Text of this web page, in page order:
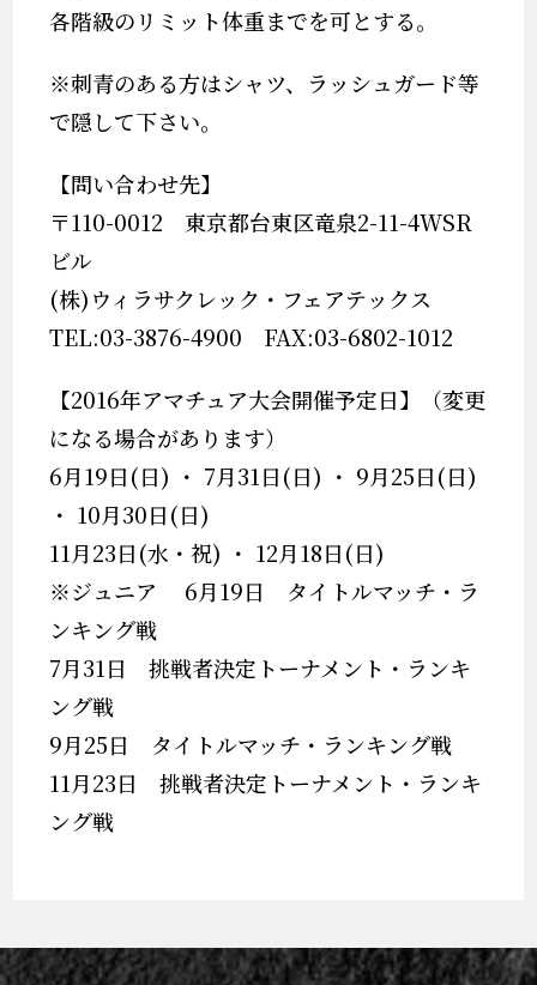
各階級のリミット体重までを可とする。
※刺青のある方はシャツ、ラッシュガード等
で隠して下さい。
【問い合わせ先】
〒110-0012 東京都台東区竜泉2-11-4WSR
ビル
(株)ウィラサクレック・フェアテックス
TEL:03-3876-4900 FAX:03-6802-1012
【2016年アマチュア大会開催予定日】（変更
になる場合があります）
6月19日(日) ・ 7月31日(日) ・ 9月25日(日)
・ 10月30日(日)
11月23日(水・祝) ・ 12月18日(日)
※ジュニア 6月19日 タイトルマッチ・ラ
ンキング戦
7月31日 挑戦者決定トーナメント・ランキ
ング戦
9月25日 タイトルマッチ・ランキング戦
11月23日 挑戦者決定トーナメント・ランキ
ング戦